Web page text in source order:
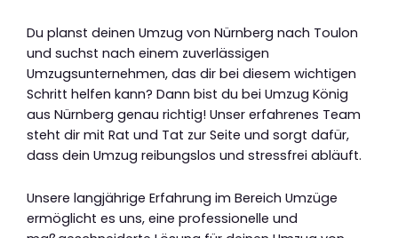
Du planst deinen Umzug von Nürnberg nach Toulon
und suchst nach einem zuverlässigen
Umzugsunternehmen, das dir bei diesem wichtigen
Schritt helfen kann? Dann bist du bei Umzug König
aus Nürnberg genau richtig! Unser erfahrenes Team
steht dir mit Rat und Tat zur Seite und sorgt dafür,
dass dein Umzug reibungslos und stressfrei abläuft.
Unsere langjährige Erfahrung im Bereich Umzüge
ermöglicht es uns, eine professionelle und